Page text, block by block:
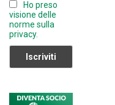
el
Ho preso
visione delle
norme sulla
privacy.